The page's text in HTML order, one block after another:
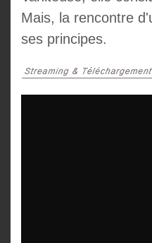
Mais, la rencontre
ses principes.